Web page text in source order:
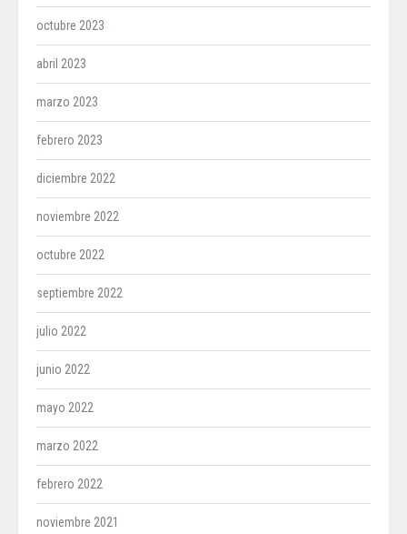
octubre 2023
abril 2023
marzo 2023
febrero 2023
diciembre 2022
noviembre 2022
octubre 2022
septiembre 2022
julio 2022
junio 2022
mayo 2022
marzo 2022
febrero 2022
noviembre 2021